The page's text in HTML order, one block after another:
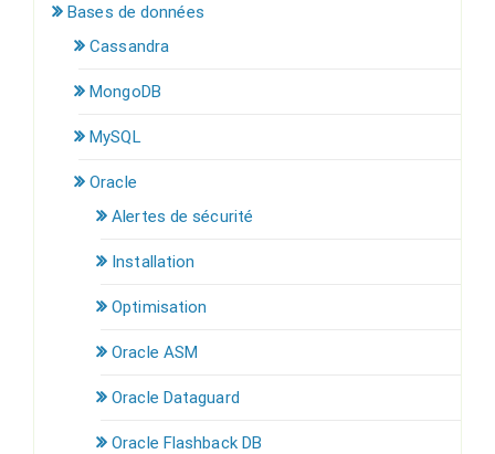
Bases de données
Cassandra
MongoDB
MySQL
Oracle
Alertes de sécurité
Installation
Optimisation
Oracle ASM
Oracle Dataguard
Oracle Flashback DB